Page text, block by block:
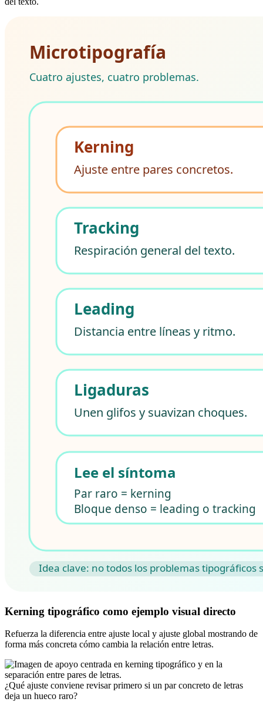
Kerning tipográfico como ejemplo visual directo
Refuerza la diferencia entre ajuste local y ajuste global mostrando de
forma más concreta cómo cambia la relación entre letras.
¿Qué ajuste conviene revisar primero si un par concreto de letras
deja un hueco raro?